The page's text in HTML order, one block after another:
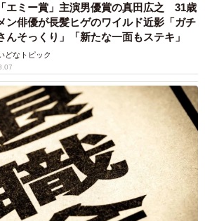
エミー賞」主演男優賞の真田広之 31歳
ン俳優が長髪ヒゲのワイルド近影「ガチ
んそっくり」「新たな一面もステキ」
どなトピック